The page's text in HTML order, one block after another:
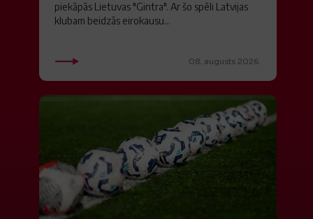
piekāpās Lietuvas "Gintra". Ar šo spēli Latvijas
klubam beidzās eirokausu...
08. augusts 2026.